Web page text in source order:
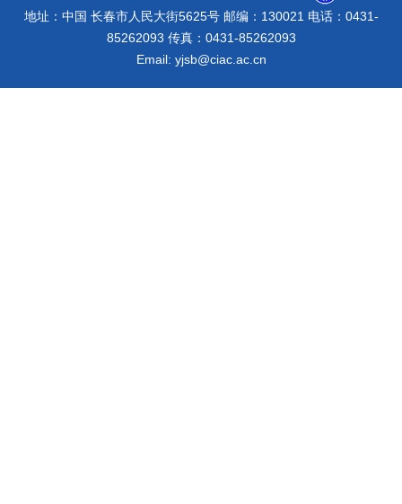
地址：中国 长春市人民大街5625号 邮编：130021 电话：0431-
85262093 传真：0431-85262093
Email: yjsb@ciac.ac.cn